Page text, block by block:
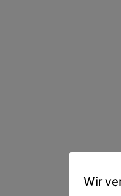
Wir